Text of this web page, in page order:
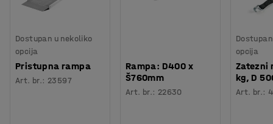
: Bez kočnice
Vrsta kotača: Najlon
Veličina otvora
Težina: 32,1 kg
Montaža: Dolazi nesastavljeno
Dostupan u nekoliko
opcija
Pristupna rampa
Art. br.: 23597
Rampa: D400 x
Š760mm
Art. br.: 22630
opcija
Zatezni
kg, D
Art. br.: